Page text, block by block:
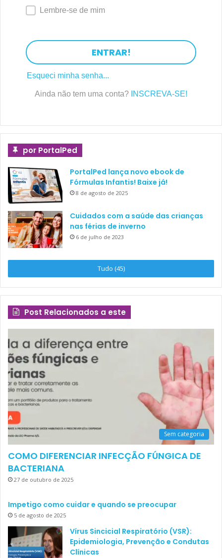
Lembre-se de mim
ENTRAR!
Esqueci minha senha...
Ainda não tem uma conta? INSCREVA-SE!
por PortalPed
PortalPed lança novo ebook de
Fórmulas Infantis! Baixe já!
8 de agosto de 2025
Cuidados com a saúde das crianças
nas férias de inverno
6 de julho de 2023
Tudo (45)
Post Relacionados a este
Sem categoria
COMO DIFERENCIAR INFECÇÃO FÚNGICA DE
BACTERIANA
27 de outubro de 2025
Impetigo como cuidar e quando se preocupar
5 de agosto de 2025
Vírus Sincicial Respiratório (VSR):
Epidemiologia, Prevenção e Condutas
Clínicas